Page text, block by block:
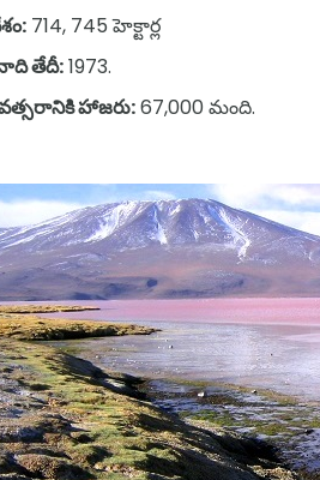
714, 745 హెక్టార్ల
తేదీ:1973.
హాజరు:67,000 మంది.